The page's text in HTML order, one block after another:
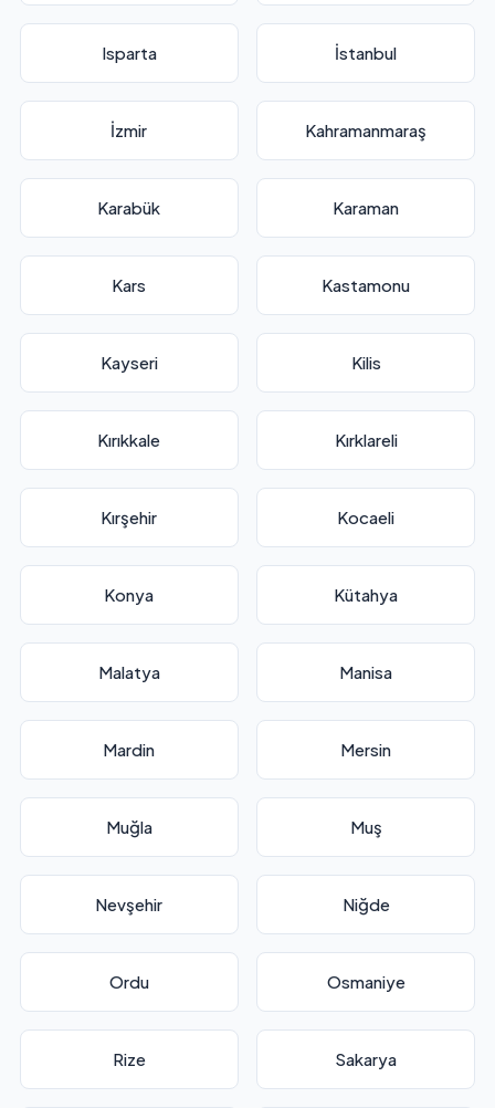
Isparta İstanbul
İzmir Kahramanmaraş
Karabük Karaman
Kars Kastamonu
Kayseri Kilis
Kırıkkale Kırklareli
Kırşehir Kocaeli
Konya Kütahya
Malatya Manisa
Mardin Mersin
Muğla Muş
Nevşehir Niğde
Ordu Osmaniye
Rize Sakarya